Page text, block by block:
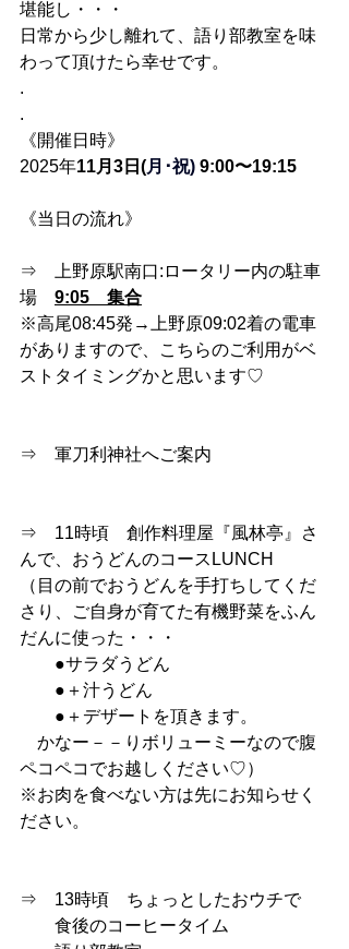
堪能し・・・
日常から少し離れて、語り部教室を味
わって頂けたら幸せです。
.
.
《開催日時》
2025年11月3日(月･祝) 9:00〜19:15
《当日の流れ》
⇒　上野原駅南口:ロータリー内の駐車
場 9:05　集合
※高尾08:45発→上野原09:02着の電車
がありますので、こちらのご利用がベ
ストタイミングかと思います♡
⇒　軍刀利神社へご案内
⇒　11時頃　創作料理屋『風林亭』さ
んで、おうどんのコースLUNCH
（目の前でおうどんを手打ちしてくだ
さり、ご自身が育てた有機野菜をふん
だんに使った・・・
●サラダうどん
●＋汁うどん
●＋デザートを頂きます。
かなー－－りボリューミーなので腹
ペコペコでお越しください♡）
※お肉を食べない方は先にお知らせく
ださい。
⇒　13時頃　ちょっとしたおウチで
食後のコーヒータイム